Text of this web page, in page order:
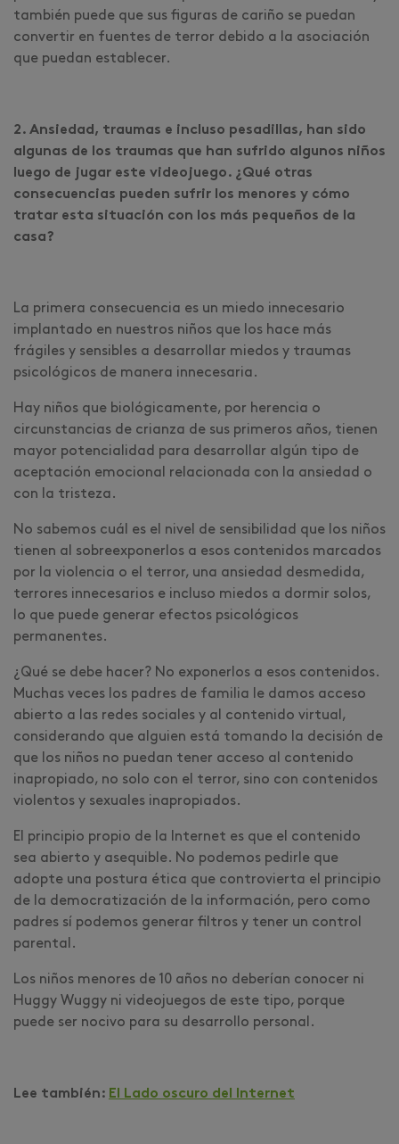
también puede que sus figuras de cariño se puedan
convertir en fuentes de terror debido a la asociación
que puedan establecer.
2. Ansiedad, traumas e incluso pesadillas, han sido
algunas de los traumas que han sufrido algunos niños
luego de jugar este videojuego. ¿Qué otras
consecuencias pueden sufrir los menores y cómo
tratar esta situación con los más pequeños de la
casa?
La primera consecuencia es un miedo innecesario
implantado en nuestros niños que los hace más
frágiles y sensibles a desarrollar miedos y traumas
psicológicos de manera innecesaria.
Hay niños que biológicamente, por herencia o
circunstancias de crianza de sus primeros años, tienen
mayor potencialidad para desarrollar algún tipo de
aceptación emocional relacionada con la ansiedad o
con la tristeza.
No sabemos cuál es el nivel de sensibilidad que los niños
tienen al sobreexponerlos a esos contenidos marcados
por la violencia o el terror, una ansiedad desmedida,
terrores innecesarios e incluso miedos a dormir solos,
lo que puede generar efectos psicológicos
permanentes.
¿Qué se debe hacer? No exponerlos a esos contenidos.
Muchas veces los padres de familia le damos acceso
abierto a las redes sociales y al contenido virtual,
considerando que alguien está tomando la decisión de
que los niños no puedan tener acceso al contenido
inapropiado, no solo con el terror, sino con contenidos
violentos y sexuales inapropiados.
El principio propio de la Internet es que el contenido
sea abierto y asequible. No podemos pedirle que
adopte una postura ética que controvierta el principio
de la democratización de la información, pero como
padres sí podemos generar filtros y tener un control
parental.
Los niños menores de 10 años no deberían conocer ni
Huggy Wuggy ni videojuegos de este tipo, porque
puede ser nocivo para su desarrollo personal.
Lee también: El Lado oscuro del Internet